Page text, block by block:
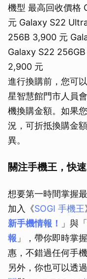
機型 最高回收價格
元 Galaxy S22
256B 3,900 元
Galaxy S22
2,900 元
進行換購前，您可
星智慧館門市人員
機換購金額。如果
況，可折抵換購金
異。
關注手機王，快
想要第一時間掌握
加入《SOGI 手機王
新手機情報！
」與「
報 」，帶你即時掌
惠，不錯過任何手機
另外，你也可以透